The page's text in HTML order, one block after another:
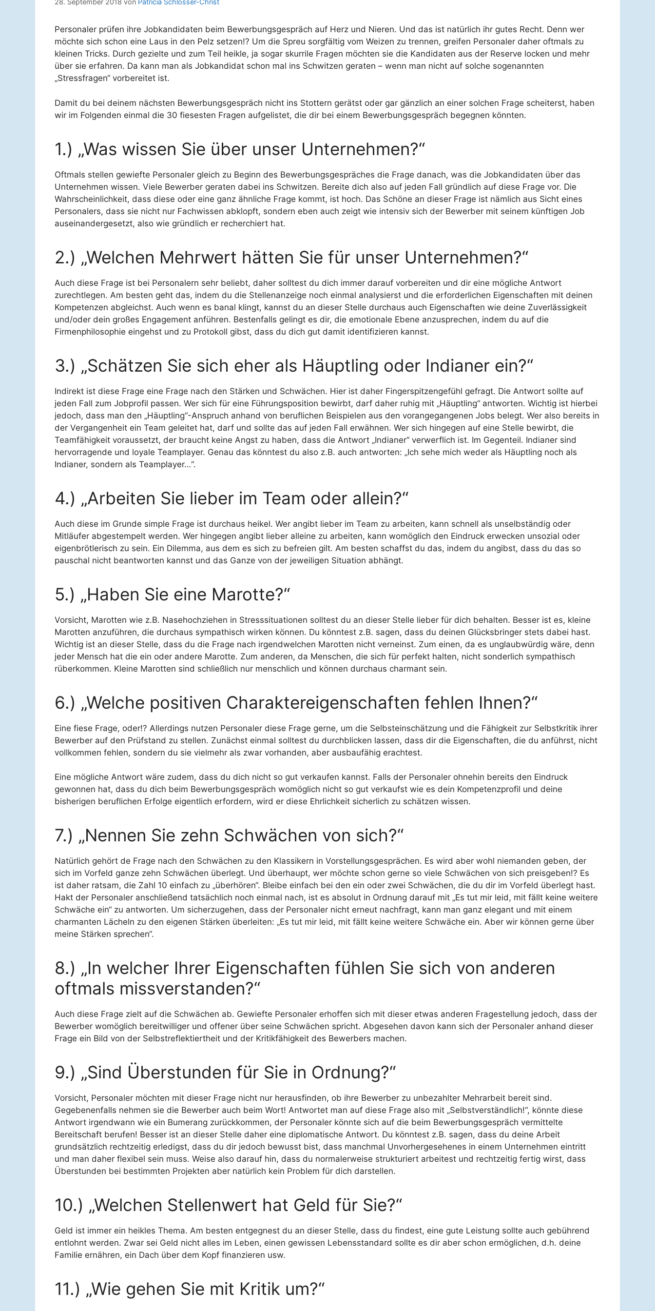
28. September 2018 von Patricia Schlösser-Christ
Personaler prüfen ihre Jobkandidaten beim Bewerbungsgespräch auf Herz und Nieren. Und das ist natürlich ihr gutes Recht. Denn wer
möchte sich schon eine Laus in den Pelz setzen!? Um die Spreu sorgfältig vom Weizen zu trennen, greifen Personaler daher oftmals zu
kleinen Tricks. Durch gezielte und zum Teil heikle, ja sogar skurrile Fragen möchten sie die Kandidaten aus der Reserve locken und mehr
über sie erfahren. Da kann man als Jobkandidat schon mal ins Schwitzen geraten – wenn man nicht auf solche sogenannten
„Stressfragen“ vorbereitet ist.
Damit du bei deinem nächsten Bewerbungsgespräch nicht ins Stottern gerätst oder gar gänzlich an einer solchen Frage scheiterst, haben
wir im Folgenden einmal die 30 fiesesten Fragen aufgelistet, die dir bei einem Bewerbungsgespräch begegnen könnten.
1.) „Was wissen Sie über unser Unternehmen?“
Oftmals stellen gewiefte Personaler gleich zu Beginn des Bewerbungsgespräches die Frage danach, was die Jobkandidaten über das
Unternehmen wissen. Viele Bewerber geraten dabei ins Schwitzen. Bereite dich also auf jeden Fall gründlich auf diese Frage vor. Die
Wahrscheinlichkeit, dass diese oder eine ganz ähnliche Frage kommt, ist hoch. Das Schöne an dieser Frage ist nämlich aus Sicht eines
Personalers, dass sie nicht nur Fachwissen abklopft, sondern eben auch zeigt wie intensiv sich der Bewerber mit seinem künftigen Job
auseinandergesetzt, also wie gründlich er recherchiert hat.
2.) „Welchen Mehrwert hätten Sie für unser Unternehmen?“
Auch diese Frage ist bei Personalern sehr beliebt, daher solltest du dich immer darauf vorbereiten und dir eine mögliche Antwort
zurechtlegen. Am besten geht das, indem du die Stellenanzeige noch einmal analysierst und die erforderlichen Eigenschaften mit deinen
Kompetenzen abgleichst. Auch wenn es banal klingt, kannst du an dieser Stelle durchaus auch Eigenschaften wie deine Zuverlässigkeit
und/oder dein großes Engagement anführen. Bestenfalls gelingt es dir, die emotionale Ebene anzusprechen, indem du auf die
Firmenphilosophie eingehst und zu Protokoll gibst, dass du dich gut damit identifizieren kannst.
3.) „Schätzen Sie sich eher als Häuptling oder Indianer ein?“
Indirekt ist diese Frage eine Frage nach den Stärken und Schwächen. Hier ist daher Fingerspitzengefühl gefragt. Die Antwort sollte auf
jeden Fall zum Jobprofil passen. Wer sich für eine Führungsposition bewirbt, darf daher ruhig mit „Häuptling“ antworten. Wichtig ist hierbei
jedoch, dass man den „Häuptling“-Anspruch anhand von beruflichen Beispielen aus den vorangegangenen Jobs belegt. Wer also bereits in
der Vergangenheit ein Team geleitet hat, darf und sollte das auf jeden Fall erwähnen. Wer sich hingegen auf eine Stelle bewirbt, die
Teamfähigkeit voraussetzt, der braucht keine Angst zu haben, dass die Antwort „Indianer“ verwerflich ist. Im Gegenteil. Indianer sind
hervorragende und loyale Teamplayer. Genau das könntest du also z.B. auch antworten: „Ich sehe mich weder als Häuptling noch als
Indianer, sondern als Teamplayer…“.
4.) „Arbeiten Sie lieber im Team oder allein?“
Auch diese im Grunde simple Frage ist durchaus heikel. Wer angibt lieber im Team zu arbeiten, kann schnell als unselbständig oder
Mitläufer abgestempelt werden. Wer hingegen angibt lieber alleine zu arbeiten, kann womöglich den Eindruck erwecken unsozial oder
eigenbrötlerisch zu sein. Ein Dilemma, aus dem es sich zu befreien gilt. Am besten schaffst du das, indem du angibst, dass du das so
pauschal nicht beantworten kannst und das Ganze von der jeweiligen Situation abhängt.
5.) „Haben Sie eine Marotte?“
Vorsicht, Marotten wie z.B. Nasehochziehen in Stresssituationen solltest du an dieser Stelle lieber für dich behalten. Besser ist es, kleine
Marotten anzuführen, die durchaus sympathisch wirken können. Du könntest z.B. sagen, dass du deinen Glücksbringer stets dabei hast.
Wichtig ist an dieser Stelle, dass du die Frage nach irgendwelchen Marotten nicht verneinst. Zum einen, da es unglaubwürdig wäre, denn
jeder Mensch hat die ein oder andere Marotte. Zum anderen, da Menschen, die sich für perfekt halten, nicht sonderlich sympathisch
rüberkommen. Kleine Marotten sind schließlich nur menschlich und können durchaus charmant sein.
6.) „Welche positiven Charaktereigenschaften fehlen Ihnen?“
Eine fiese Frage, oder!? Allerdings nutzen Personaler diese Frage gerne, um die Selbsteinschätzung und die Fähigkeit zur Selbstkritik ihrer
Bewerber auf den Prüfstand zu stellen. Zunächst einmal solltest du durchblicken lassen, dass dir die Eigenschaften, die du anführst, nicht
vollkommen fehlen, sondern du sie vielmehr als zwar vorhanden, aber ausbaufähig erachtest.
Eine mögliche Antwort wäre zudem, dass du dich nicht so gut verkaufen kannst. Falls der Personaler ohnehin bereits den Eindruck
gewonnen hat, dass du dich beim Bewerbungsgespräch womöglich nicht so gut verkaufst wie es dein Kompetenzprofil und deine
bisherigen beruflichen Erfolge eigentlich erfordern, wird er diese Ehrlichkeit sicherlich zu schätzen wissen.
7.) „Nennen Sie zehn Schwächen von sich?“
Natürlich gehört de Frage nach den Schwächen zu den Klassikern in Vorstellungsgesprächen. Es wird aber wohl niemanden geben, der
sich im Vorfeld ganze zehn Schwächen überlegt. Und überhaupt, wer möchte schon gerne so viele Schwächen von sich preisgeben!? Es
ist daher ratsam, die Zahl 10 einfach zu „überhören“. Bleibe einfach bei den ein oder zwei Schwächen, die du dir im Vorfeld überlegt hast.
Hakt der Personaler anschließend tatsächlich noch einmal nach, ist es absolut in Ordnung darauf mit „Es tut mir leid, mit fällt keine weitere
Schwäche ein“ zu antworten. Um sicherzugehen, dass der Personaler nicht erneut nachfragt, kann man ganz elegant und mit einem
charmanten Lächeln zu den eigenen Stärken überleiten: „Es tut mir leid, mit fällt keine weitere Schwäche ein. Aber wir können gerne über
meine Stärken sprechen“.
8.) „In welcher Ihrer Eigenschaften fühlen Sie sich von anderen
oftmals missverstanden?“
Auch diese Frage zielt auf die Schwächen ab. Gewiefte Personaler erhoffen sich mit dieser etwas anderen Fragestellung jedoch, dass der
Bewerber womöglich bereitwilliger und offener über seine Schwächen spricht. Abgesehen davon kann sich der Personaler anhand dieser
Frage ein Bild von der Selbstreflektiertheit und der Kritikfähigkeit des Bewerbers machen.
9.) „Sind Überstunden für Sie in Ordnung?“
Vorsicht, Personaler möchten mit dieser Frage nicht nur herausfinden, ob ihre Bewerber zu unbezahlter Mehrarbeit bereit sind.
Gegebenenfalls nehmen sie die Bewerber auch beim Wort! Antwortet man auf diese Frage also mit „Selbstverständlich!“, könnte diese
Antwort irgendwann wie ein Bumerang zurückkommen, der Personaler könnte sich auf die beim Bewerbungsgespräch vermittelte
Bereitschaft berufen! Besser ist an dieser Stelle daher eine diplomatische Antwort. Du könntest z.B. sagen, dass du deine Arbeit
grundsätzlich rechtzeitig erledigst, dass du dir jedoch bewusst bist, dass manchmal Unvorhergesehenes in einem Unternehmen eintritt
und man daher flexibel sein muss. Weise also darauf hin, dass du normalerweise strukturiert arbeitest und rechtzeitig fertig wirst, dass
Überstunden bei bestimmten Projekten aber natürlich kein Problem für dich darstellen.
10.) „Welchen Stellenwert hat Geld für Sie?“
Geld ist immer ein heikles Thema. Am besten entgegnest du an dieser Stelle, dass du findest, eine gute Leistung sollte auch gebührend
entlohnt werden. Zwar sei Geld nicht alles im Leben, einen gewissen Lebensstandard sollte es dir aber schon ermöglichen, d.h. deine
Familie ernähren, ein Dach über dem Kopf finanzieren usw.
11.) „Wie gehen Sie mit Kritik um?“